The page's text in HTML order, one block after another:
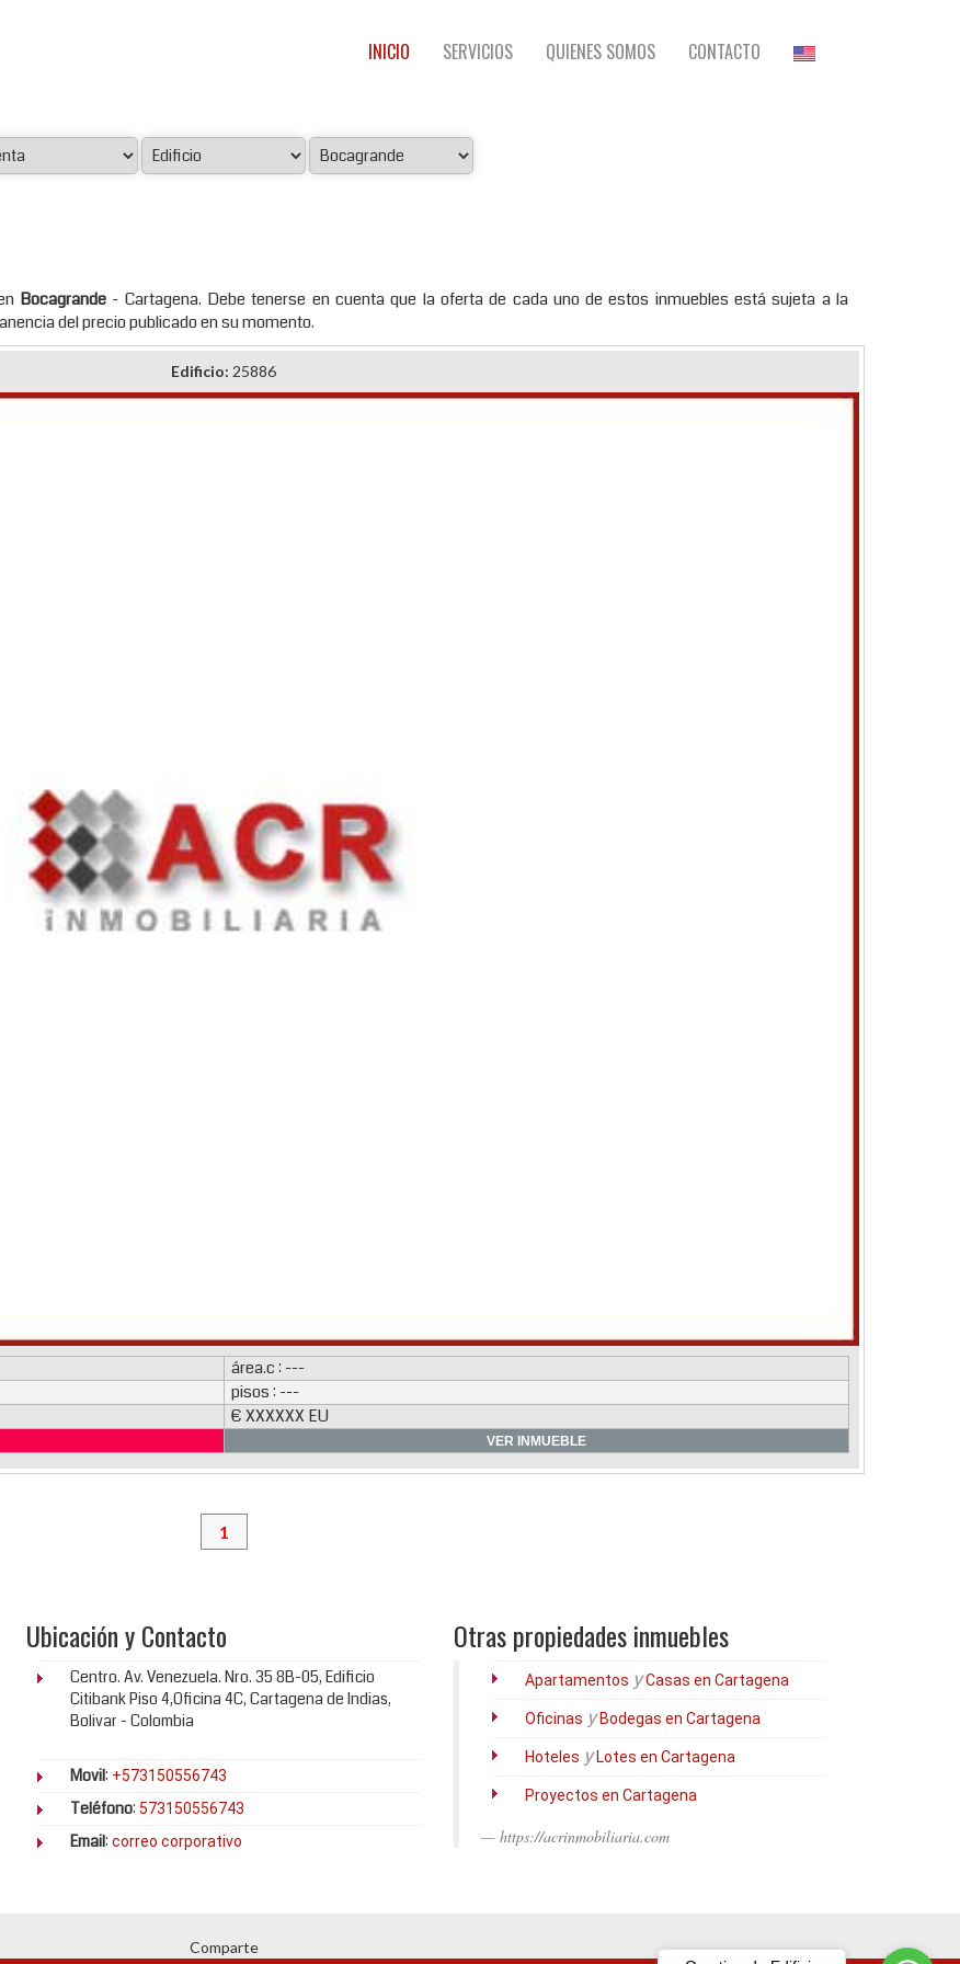
INICIO SERVICIOS QUIENES SOMOS CONTACTO
Bocagrande - Cartagena. Debe tenerse en cuenta que la oferta de cada uno de estos inmuebles está sujeta a la
del precio publicado en su momento.
Edificio: 25886
área.c : ---
pisos : ---
€ XXXXXX EU
VER INMUEBLE
1
Ubicación y Contacto
Centro. Av. Venezuela. Nro. 35 8B-05, Edificio
Citibank Piso 4,Oficina 4C, Cartagena de Indias,
Bolivar - Colombia
Movil: +573150556743
Teléfono: 573150556743
Email: correo corporativo
Otras propiedades inmuebles
Apartamentos yCasas en Cartagena
Oficinas yBodegas en Cartagena
Hoteles yLotes en Cartagena
Proyectos en Cartagena
https://acrinmobiliaria.com
Comparte